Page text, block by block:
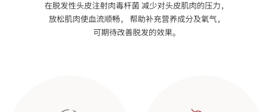
在脱发性头皮注射肉毒杆菌 减少对头皮肌肉的压力，
放松肌肉使血流顺畅， 帮助补充营养成分及氧气，
可期待改善脱发的效果。